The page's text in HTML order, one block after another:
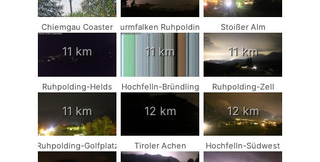
Chiemgau Coaster
11 km
Turmfalken Ruhpolding
11 km
Stoißer Alm
11 km
Ruhpolding-Helds
11 km
Hochfelln-Bründling
12 km
Ruhpolding-Zell
12 km
Ruhpolding-Golfplatz Tiroler Achen Hochfelln-Südwest